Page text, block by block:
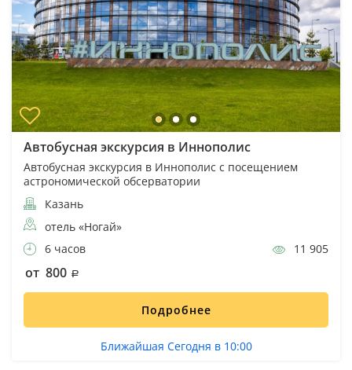
Автобусная экскурсия в Иннополис
Автобусная экскурсия в Иннополис с посещением
астрономической обсерватории
Казань
отель «Ногай»
6 часов
11 905
от 800
Подробнее
Ближайшая Сегодня в 10:00